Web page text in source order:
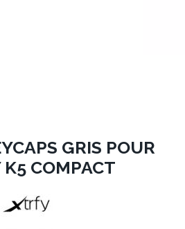
GRIS POUR
COMPACT